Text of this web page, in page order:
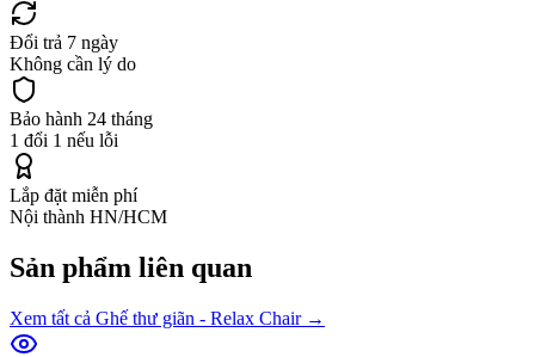
Đổi trả 7 ngày
Không cần lý do
Bảo hành 24 tháng
1 đổi 1 nếu lỗi
Lắp đặt miễn phí
Nội thành HN/HCM
Sản phẩm liên quan
Xem tất cả Ghế thư giãn - Relax Chair→